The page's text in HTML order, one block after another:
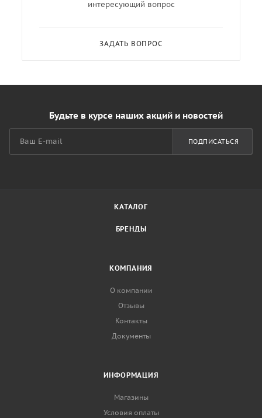
интересующий вопрос
ЗАДАТЬ ВОПРОС
Будьте в курсе наших акций и новостей
ПОДПИСАТЬСЯ
КАТАЛОГ
БРЕНДЫ
КОМПАНИЯ
О компании
Отзывы
Контакты
Документы
ИНФОРМАЦИЯ
Магазины
Условия оплаты